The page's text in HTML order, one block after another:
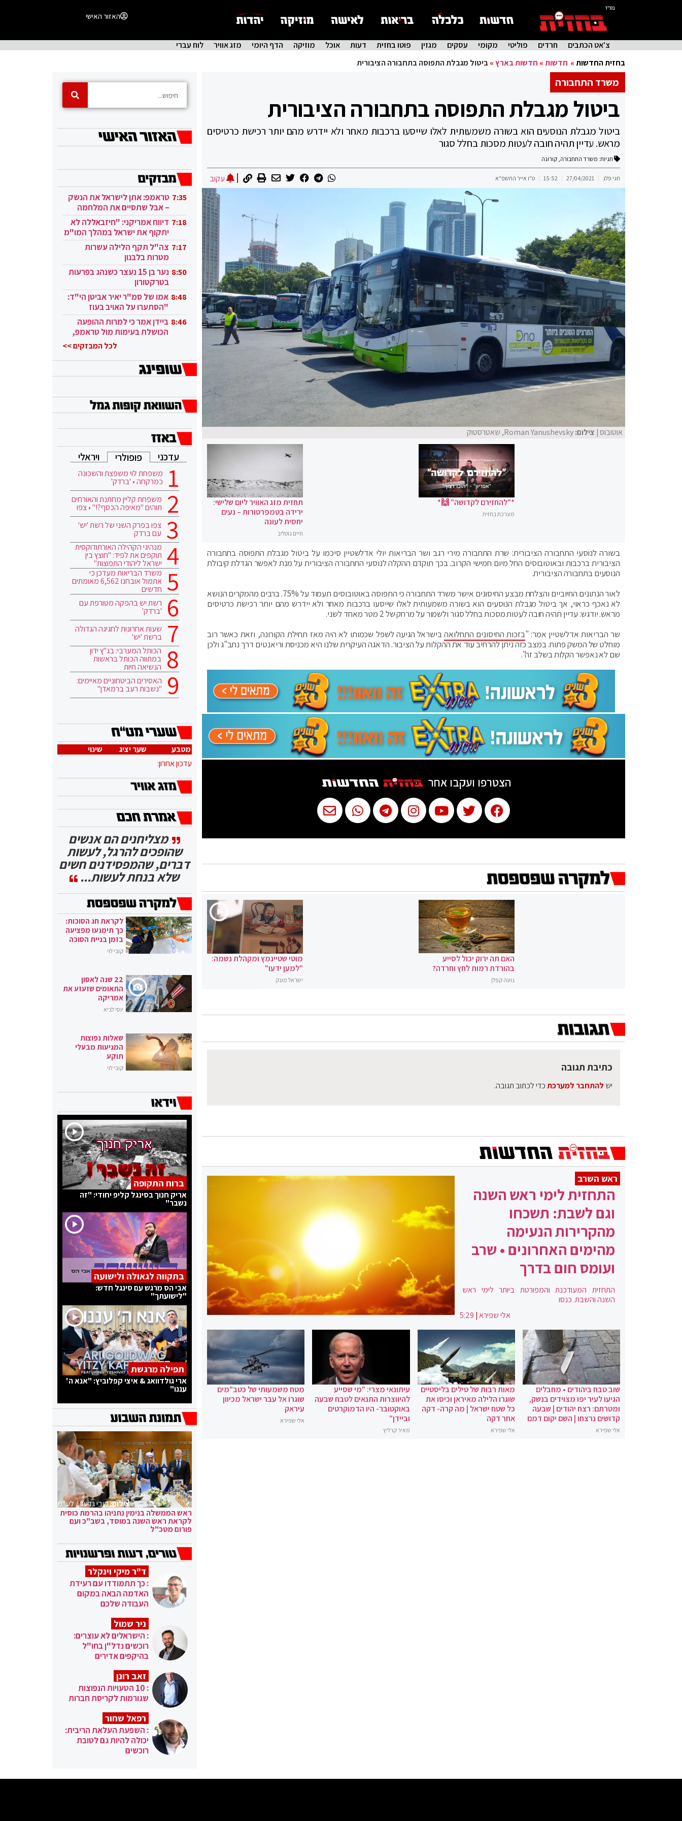
בס"ד
האזור האישי
צ'אט הכתבים חרדים פוליטי מקומי עסקים מגזין פוטו בחזית דעות אוכל מוזיקה הדף היומי מזג אוויר
לוח עברי
בחזית החדשות» חדשות» חדשות בארץ»ביטול מגבלת התפוסה בתחבורה הציבורית
משרד התחבורה
ביטול מגבלת התפוסה בתחבורה הציבורית
ביטול מגבלת הנוסעים הוא בשורה משמעותית לאלו שייסעו ברכבות מאחר ולא יידרש מהם יותר רכישת כרטיסים
מראש. עדיין תהיה חובה לעטות מסכות בחלל סגור
תגיות: משרד התחבורה, קורונה
חגי פלג 27/04/2021
15:52 ט"ו אייר התשפ"א עקוב
אוטובוס| צילום:Roman Yanushevsky, שאטרסטוק
*"להחזירם לקדושה" 🙌*
מערכת בחזית
תחזית מזג האוויר ליום שלישי:
ירידה בטמפרטורות – נעים
יחסית לעונה
חיים גוטליב
בשורה לנוסעי התחבורה הציבורית: שרת התחבורה מירי רגב ושר הבריאות יולי אדלשטיין סיכמו על ביטול מגבלת התפוסה בתחבורה
הציבורית ברכבות ובאוטובוסים החל מיום חמישי הקרוב. בכך תוקדם ההקלה לנוסעי התחבורה הציבורית על מנת לאפשר הגדלת קיבולת
הנוסעים בתחבורה הציבורית.
לאור הנתונים החיוביים והצלחת מבצע החיסונים אישר משרד התחבורה כי התפוסה באוטובוסים תעמוד על 75%. ברבים מהמקרים הנושא
לא נאכף כראוי, אך ביטול מגבלת הנוסעים הוא בשורה משמעותית לאלו שייסעו ברכבות מאחר ולא יידרש מהם יותר רכישת כרטיסים
מראש. יודגש: עדיין תהיה חובה לעטות מסכות בחלל סגור ולשמור על מרחק של 2 מטר מאחד לשני.
שר הבריאות אדלשטיין אמר: "בזכות החיסונים התחלואהבישראל הגיעה לשפל שכמותו לא היה מאז תחילת הקורונה, וזאת כאשר רוב
מוחלט של המשק פתוח. במצב כזה ניתן להרחיב עוד את ההקלות על הציבור. הדאגה העיקרית שלנו היא מכניסת וריאנטים דרך נתב"ג ולכן
שם לא נאפשר הקלות בשלב זה".
הצטרפו ועקבו אחר
האם תה ירוק יכול לסייע
בהורדת רמות לחץ וחרדה?
נועה קפלן
מוטי שטיינמץ ומקהלת נשמה:
"למען ידעו"
ישראל מונק
כתיבת תגובה
יש להתחבר למערכתכדי לכתוב תגובה.
ראש השרב
התחזית לימי ראש השנה
וגם לשבת: תשכחו
מהקרירות הנעימה
מהימים האחרונים • שרב
ועומס חום בדרך
התחזית המעודכנת והמפורטת ביותר לימי ראש
השנה והשבת. כנסו
אלי שפירא|
5:29
שוב טבח ביהודים • מחבלים
הגיעו לעיר יפו מצוידים בנשק,
ומטרתם: רצח יהודים | שבעה
קדושים נרצחו | השם יקום דמם
אלי שפירא
מאות רבות של טילים בליסטיים
שוגרו הלילה מאיראן וכיסו את
כל שטח ישראל | מה קרה- דקה
אחר דקה
אלי שפירא
עיתונאי מצרי: "מי שסייע
להיווצרות התנאים לטבח שבעה
באוקטובר- היו הדמוקרטים
וביידן"
מאיר קרליץ
מטח משמעותי של כטב"מים
שוגרו אל עבר ישראל מכיוון
עיראק
אלי שפירא
7:35 טראמפ: אתן לישראל את הנשק
– אבל שתסיים את המלחמה
בעזה 7:18 דיווח אמריקני: "חיזבאללה לא
יתקוף את ישראל במהלך המו"מ
בקטאר" 7:17 צה"ל תקף הלילה עשרות
מטרות בלבנון
8:50
נער בן 15 נעצר כשנהג בפרעות
בטרקטורון
8:48 אמו של סמ"ר יאיר אביטן הי"ד:
"הסתערו על האויב בעוז
ובגבורה" 8:46 ביידן אמר כי למרות ההופעה
הכושלת בעימות מול טראמפ,
לכל המבזקים >>
עדכני פופולרי ויראלי
משפחת לוי משפצת והשכונה
כמרקחה • 'ברדק'
משפחת קליין מחתנת והאורחים
תוהים "מאיפה הכסף?!" • צפו
צפו בפרק השני של רשת 'יש'
עם ברדק
מנהיגי הקהילה האורתודוקסית
תוקפים את לפיד: "חוצץ בין
ישראל ליהודי התפוצות"
משרד הבריאות מעדכן כי
אתמול אובחנו 6,562 מאומתים
חדשים
רשת יש בהפקה מטורפת עם
'ברדק'
שעות אחרונות לחגיגה הגדולה
ברשת 'יש'
הכותל המערבי: בג"ץ ידון
במתווה הכותל בראשות
הנשיאה חיות
האסירים הביטחוניים מאיימים:
"נשבות רעב ברמאדן"
מטבע שער יציג
שינוי
עדכון אחרון:
מצליחנים הם אנשים
שהופכים להרגל, לעשות
דברים, שהמפסידנים חשים
שלא בנחת לעשות...
לקראת חג הסוכות:
כך תימנעו מפציעה
בזמן בניית הסוכה
קובי לוי
22 שנה לאסון
התאומים שזעזע את
אמריקה
יוסי לביא
שאלות נפוצות
המגיעות מבעלי
תוקע
קובי לוי
ברוח התקופה
אריק חנוך בסינגל קליפ יחודי: "זה
נשבר"
בתקווה לגאולה ולישועה
אבי הס מרגש עם סינגל חדש:
"לישועתך"
תפילה מרגשת
ארי גולדוואג & איצי קפלוביץ: "אנא ה'
עננו"
צילום:קובי גדעון / לע"מ
ראש הממשלה בנימין נתניהו בהרמת כוסית
לקראת ראש השנה במוסד, בשב"כ ועם
פורום מטכ"ל
ד"ר מיקי וינקלר
: כך תתמודדו עם רעידת
האדמה הבאה במקום
העבודה שלכם
ניר שמול
: הישראלים לא עוצרים:
רוכשים נדל"ן בחו"ל
בהיקפים אדירים
זאב רונן
: 10 הטעויות הנפוצות
שגורמות לקריסת חברות
רפאל שחור
: השפעת העלאת הריבית:
יכולה להיות גם לטובת
רוכשים